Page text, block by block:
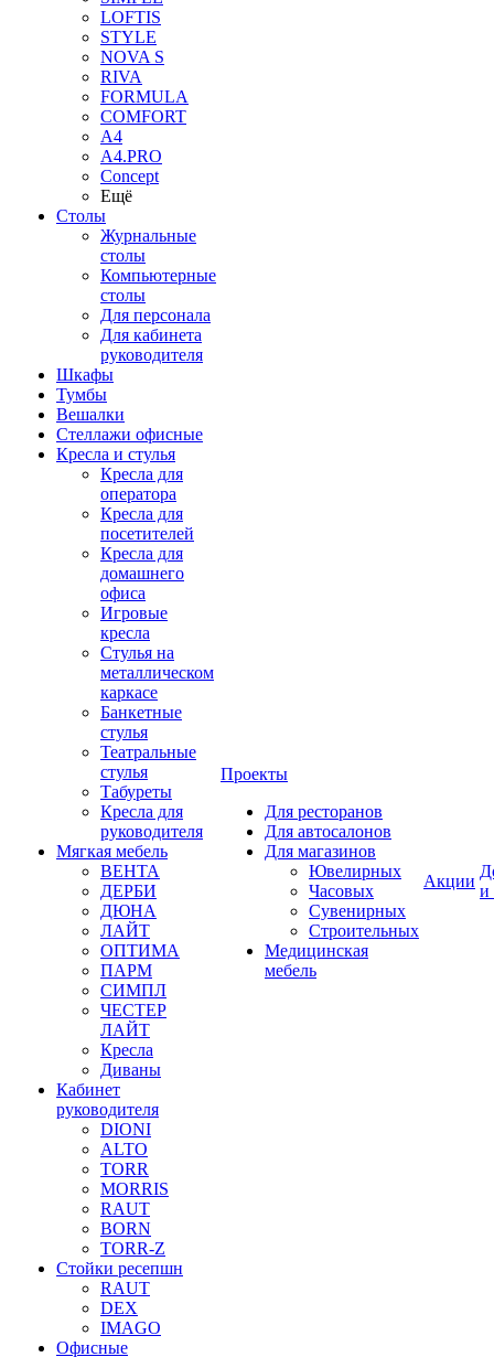
LOFTIS
STYLE
NOVA S
RIVA
FORMULA
COMFORT
A4
A4.PRO
Concept
Ещё
Столы
Журнальные
столы
Компьютерные
столы
Для персонала
Для кабинета
руководителя
Шкафы
Тумбы
Вешалки
Стеллажи офисные
Кресла и стулья
Кресла для
оператора
Кресла для
посетителей
Кресла для
домашнего
офиса
Игровые
кресла
Стулья на
металлическом
каркасе
Банкетные
стулья
Театральные
стулья
Табуреты
Кресла для
руководителя
Мягкая мебель
ВЕНТА
ДЕРБИ
ДЮНА
ЛАЙТ
ОПТИМА
ПАРМ
СИМПЛ
ЧЕСТЕР
ЛАЙТ
Кресла
Диваны
Кабинет
руководителя
DIONI
ALTO
TORR
MORRIS
RAUT
BORN
TORR-Z
Стойки ресепшн
RAUT
DEX
IMAGO
Офисные
Проекты
Для ресторанов
Для автосалонов
Для магазинов
Ювелирных
Часовых
Сувенирных
Строительных
Медицинская
мебель
Акции
и